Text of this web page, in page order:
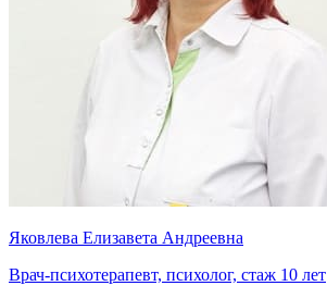
Яковлева Елизавета Андреевна
Врач-психотерапевт, психолог, стаж 10 лет